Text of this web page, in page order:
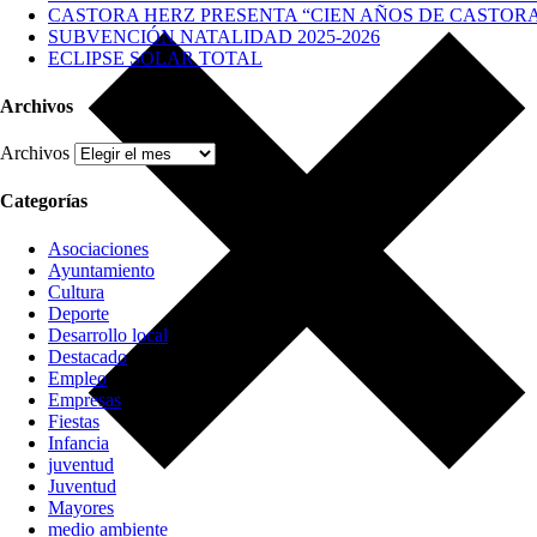
CASTORA HERZ PRESENTA “CIEN AÑOS DE
SUBVENCIÓN NATALIDAD 2025-2026
ECLIPSE SOLAR TOTAL
Archivos
Archivos
Categorías
Asociaciones
Ayuntamiento
Cultura
Deporte
Desarrollo local
Destacado
Empleo
Empresas
Fiestas
Infancia
juventud
Juventud
Mayores
medio ambiente